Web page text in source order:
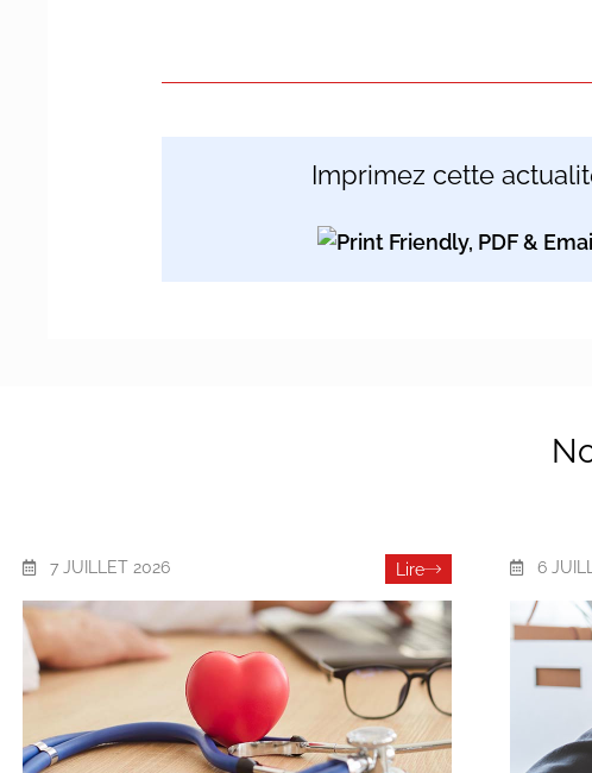
Imprimez cette
7 JUILLET 2026 Lire 6